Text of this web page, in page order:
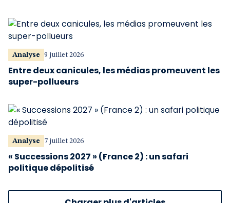
Analyse 9 juillet 2026
Entre deux canicules, les médias promeuvent les
super-pollueurs
Analyse 7 juillet 2026
« Successions 2027 » (France 2) : un safari
politique dépolitisé